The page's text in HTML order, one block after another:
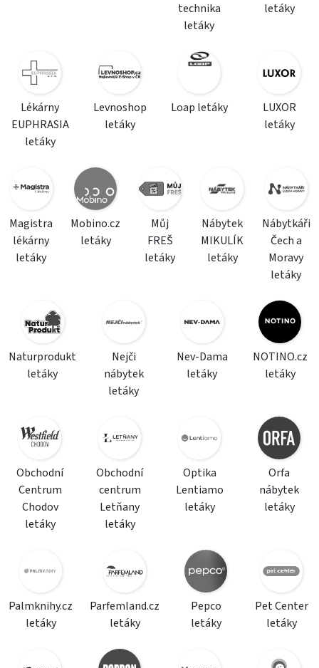
technika
letáky
letáky
Lékárny
EUPHRASIA
letáky
Levnoshop
letáky
Loap letáky
LUXOR
letáky
Magistra
lékárny
letáky
Mobino.cz
letáky
Můj
FREŠ
letáky
Nábytek
MIKULÍK
letáky
Nábytkáři
Čech a
Moravy
letáky
Naturprodukt
letáky
Nejči
nábytek
letáky
Nev-Dama
letáky
NOTINO.cz
letáky
Obchodní
Centrum
Chodov
letáky
Obchodní
centrum
Letňany
letáky
Optika
Lentiamo
letáky
Orfa
nábytek
letáky
Palmknihy.cz
letáky
Parfemland.cz
letáky
Pepco
letáky
Pet Center
letáky